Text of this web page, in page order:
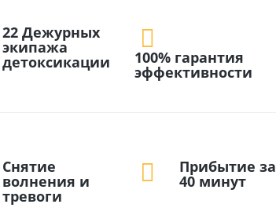
22 Дежурных
экипажа
детоксикации 100% гарантия
эффективности
Снятие
волнения и
тревоги
Прибытие за
40 минут